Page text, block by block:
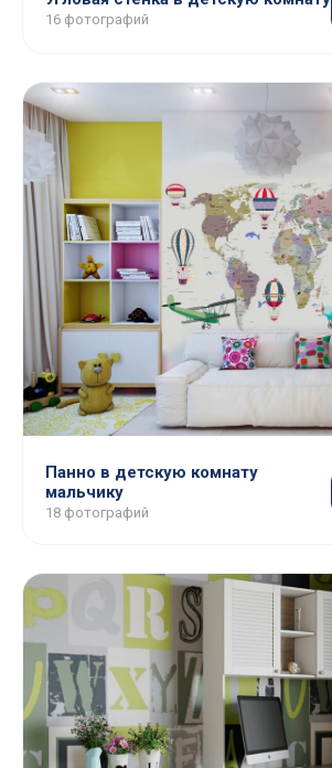
16 фотографий
Панно в детскую комнату
мальчику
18 фотографий